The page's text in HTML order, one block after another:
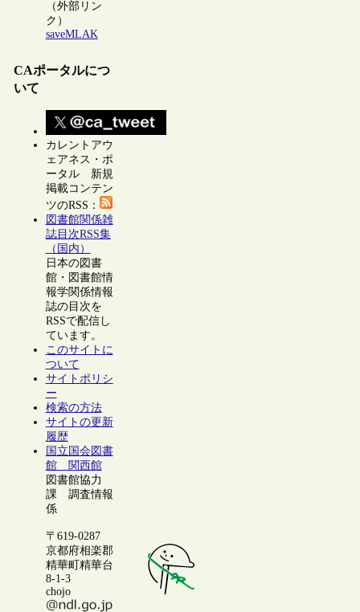
（外部リン
ク）
saveMLAK
CAポータルにつ
いて
カレントアウ
ェアネス・ポ
ータル 新規
掲載コンテン
ツのRSS：
図書館関係雑
誌目次RSS集
（国内）
日本の図書
館・図書館情
報学関係情報
誌の目次を
RSSで配信し
ています。
このサイトに
ついて
サイトポリシ
ー
検索の方法
サイトの更新
履歴
国立国会図書
館 関西館
図書館協力
課 調査情報
係
〒619-0287
京都府相楽郡
精華町精華台
8-1-3
chojo